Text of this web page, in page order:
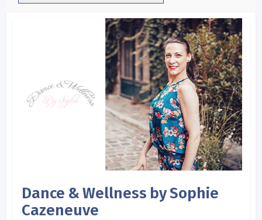
Dance & Wellness by Sophie
Cazeneuve